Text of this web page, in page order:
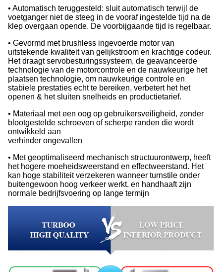
• Automatisch teruggesteld: sluit automatisch terwijl de
voetganger niet de steeg in de vooraf ingestelde tijd na de
klep overgaan opende. De voorbijgaande tijd is regelbaar.
• Gevormd met brushless ingevoerde motor van
uitstekende kwaliteit van gelijkstroom en krachtige codeur.
Het draagt servobesturingssysteem, de geavanceerde
technologie van de motorcontrole en de nauwkeurige het
plaatsen technologie, om nauwkeurige controle en
stabiele prestaties echt te bereiken, verbetert het het
openen & het sluiten snelheids en productietarief.
• Materiaal met een oog op gebruikersveiligheid, zonder
blootgestelde schroeven of scherpe randen die wordt
ontwikkeld aan
verhinder ongevallen
• Met geoptimaliseerd mechanisch structuurontwerp, heeft
het hogere moeheidsweerstand en effectweerstand. Het
kan hoge stabiliteit verzekeren wanneer turnstile onder
buitengewoon hoog verkeer werkt, en handhaaft zijn
normale bedrijfsvoering op lange termijn